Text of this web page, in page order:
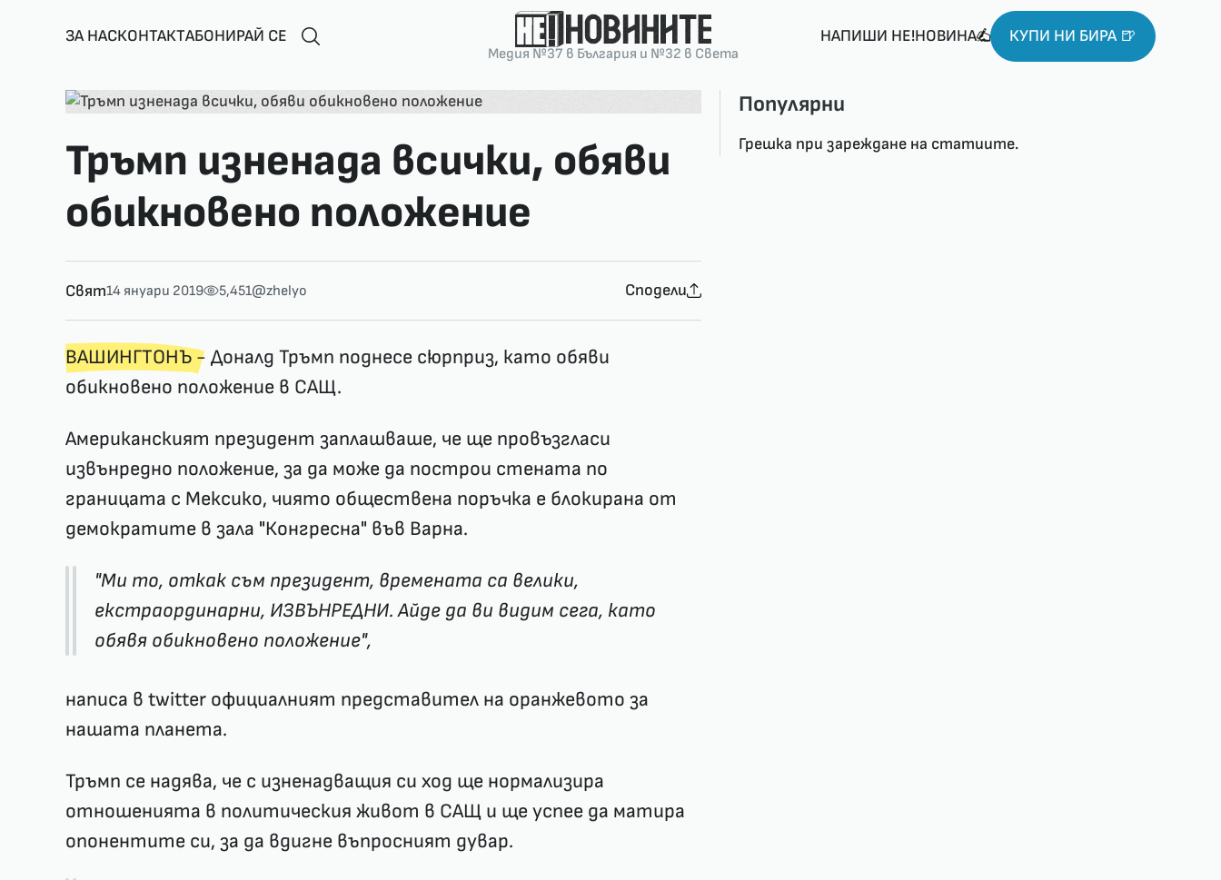
ЗА НАСКОНТАКТАБОНИРАЙ СЕ
Медия №37 в България и №32 в Света
НАПИШИ НЕ!НОВИНА КУПИ НИ БИРА 🍺
Тръмп изненада всички, обяви
обикновено положение
Свят14 януари 2019 5,451@zhelyo Сподели
ВАШИНГТОНЪ - Доналд Тръмп поднесе сюрприз, като обяви
обикновено положение в САЩ.
Американският президент заплашваше, че ще провъзгласи
извънредно положение, за да може да построи стената по
границата с Мексико, чиято обществена поръчка е блокирана от
демократите в зала "Конгресна" във Варна.
"Ми то, откак съм президент, времената са велики,
екстраординарни, ИЗВЪНРЕДНИ. Айде да ви видим сега, като
обявя обикновено положение",
написа в twitter официалният представител на оранжевото за
нашата планета.
Тръмп се надява, че с изненадващия си ход ще нормализира
отношенията в политическия живот в САЩ и ще успее да матира
опонентите си, за да вдигне въпросният дувар.
Популярни
Грешка при зареждане на статиите.